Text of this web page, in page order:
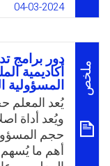
التعليم،
الجامعي لا
أن الأقسام
مجموعة من
وفي
التطبيق
وافتقاد
التكنولوجيا
تطوير
يصل بعد
04-03-2024
ملخص
دور برامج
أكاديمية
المسؤولية
يُعد المعلم
ويُعد أداة
حجم
أهم ما